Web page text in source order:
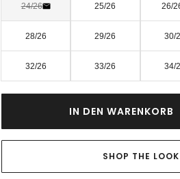
24/26 25/26 26/
28/26 29/26 30/
32/26 33/26 34/
IN DEN WARENKORB
SHOP THE LOOK